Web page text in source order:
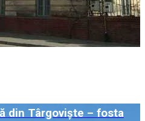
din Târgoviște – fosta